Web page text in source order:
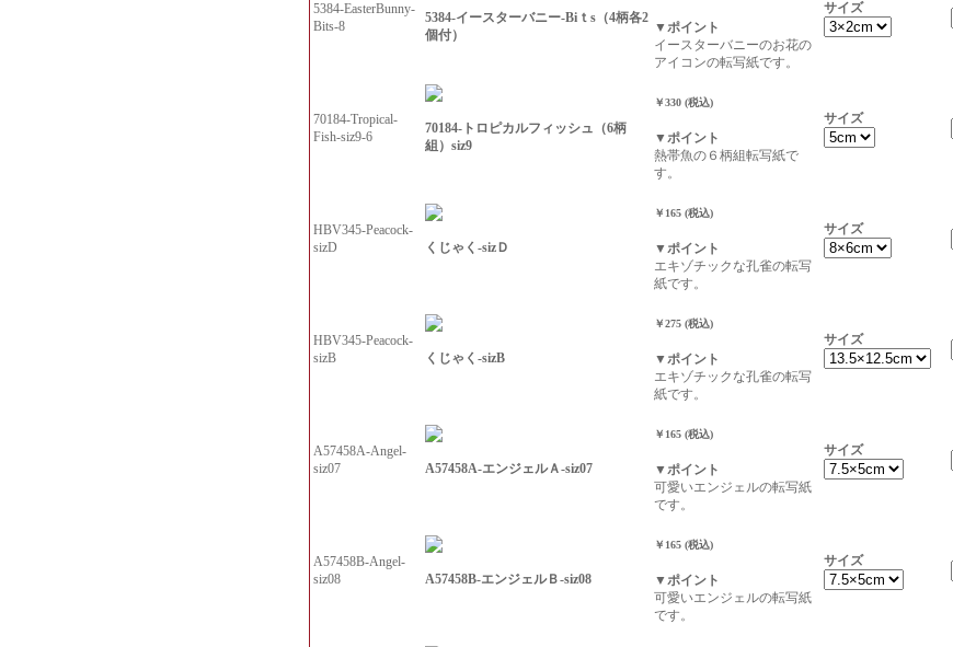
5384-EasterBunny-
Bits-8
5384-イースターバニー-Biｔs（4柄各2
個付）
▼ポイント
イースターバニーのお花の
アイコンの転写紙です。
サイズ
70184-Tropical-
Fish-siz9-6
70184-トロピカルフィッシュ（6柄
組）siz9
￥330 (税込)
▼ポイント
熱帯魚の６柄組転写紙で
す。
サイズ
HBV345-Peacock-
sizD
くじゃく-sizＤ
￥165 (税込)
▼ポイント
エキゾチックな孔雀の転写
紙です。
サイズ
HBV345-Peacock-
sizB
くじゃく-sizB
￥275 (税込)
▼ポイント
エキゾチックな孔雀の転写
紙です。
サイズ
A57458A-Angel-
siz07
A57458A-エンジェルＡ-siz07
￥165 (税込)
▼ポイント
可愛いエンジェルの転写紙
です。
サイズ
A57458B-Angel-
siz08
A57458B-エンジェルＢ-siz08
￥165 (税込)
▼ポイント
可愛いエンジェルの転写紙
です。
サイズ